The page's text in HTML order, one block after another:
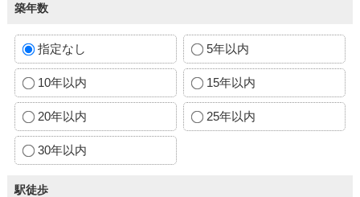
築年数
指定なし 5年以内
10年以内 15年以内
20年以内 25年以内
30年以内
駅徒歩